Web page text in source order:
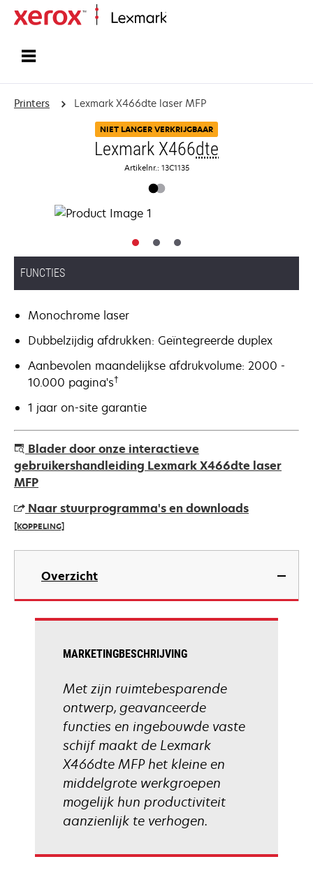
Printers Lexmark X466dte laser MFP
NIET LANGER VERKRIJGBAAR
Lexmark X466dte
Artikelnr.: 13C1135
FUNCTIES
Monochrome laser
Dubbelzijdig afdrukken: Geïntegreerde duplex
Aanbevolen maandelijkse afdrukvolume: 2000 -
10.000 pagina's†
1 jaar on-site garantie
Blader door onze interactieve
gebruikershandleiding Lexmark X466dte laser
MFP
Naar stuurprogramma's en downloads
[KOPPELING]
opens
new
Overzicht
MARKETINGBESCHRIJVING
Met zijn ruimtebesparende
ontwerp, geavanceerde
functies en ingebouwde vaste
schijf maakt de Lexmark
X466dte MFP het kleine en
middelgrote werkgroepen
mogelijk hun productiviteit
aanzienlijk te verhogen.